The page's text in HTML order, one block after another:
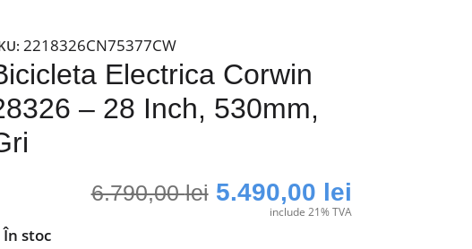
2218326CN75377CW
Electrica Corwin
– 28 Inch, 530mm,
6.790,00lei 5.490,00 lei
include 21% TVA
În stoc